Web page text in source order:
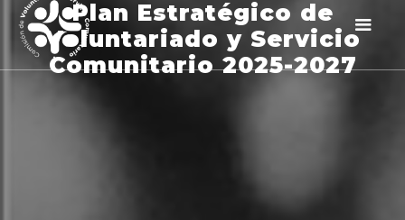
Plan Estratégico de
Voluntariado y Servicio
Comunitario 2025-2027